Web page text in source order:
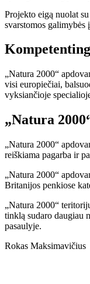
Projekto eigą nuolat
svarstomos galimybės
„Natura 2000“
visi europiečiai,
vyksiančioje
„Natura
„Natura 2000“
reiškiama pagarba ir
„Natura 2000“
Britanijos penkiose
„Natura 2000“
tinklą sudaro daugiau
pasaulyje.
Rokas Maksimavičius